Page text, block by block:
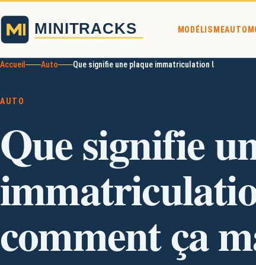
MODÉLISMEAUTO
Accueil Auto Que signifie une plaque immatriculation UA et
AUTO
Que signifie
comment ça